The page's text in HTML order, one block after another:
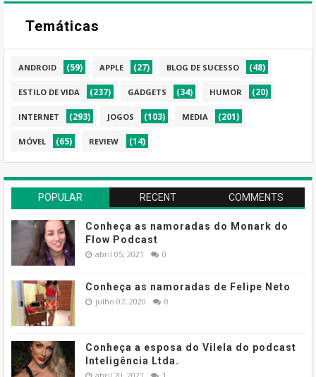
Temáticas
ANDROID (59) APPLE (27) BLOG DE SUCESSO (48)
ESTILO DE VIDA (237) GADGETS (34) HUMOR (20)
INTERNET (293) JOGOS (103) MEDIA (201)
MÓVEL (65) REVIEW (14)
POPULAR RECENT COMMENTS
Conheça as namoradas do Monark do
Flow Podcast
abril 05, 2021 0
Conheça as namoradas de Felipe Neto
julho 07, 2020 0
Conheça a esposa do Vilela do podcast
Inteligência Ltda.
abril 20, 2021 1